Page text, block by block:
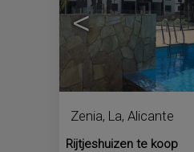
<
Zenia, La, Alicante
Rijtjeshuizen te koop